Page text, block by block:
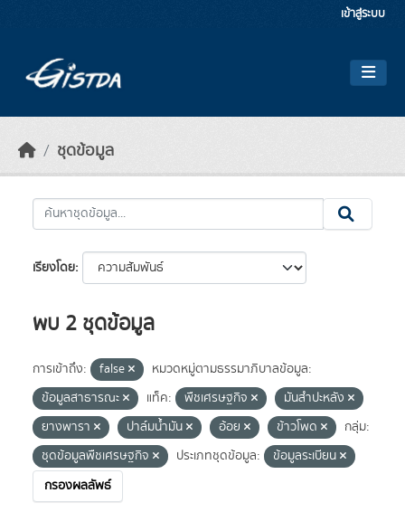
เข้าสู่ระบบ
ชุดข้อมูล
เรียงโดย
พบ 2 ชุดข้อมูล
การเข้าถึง: false
หมวดหมู่ตามธรรมาภิบาลข้อมูล:
ข้อมูลสาธารณะ
แท็ค: พืชเศรษฐกิจ
มันสำปะหลัง
ยางพารา
ปาล์มน้ำมัน อ้อย ข้าวโพด
กลุ่ม:
ชุดข้อมูลพืชเศรษฐกิจ
ประเภทชุดข้อมูล:
ข้อมูลระเบียน
กรองผลลัพธ์